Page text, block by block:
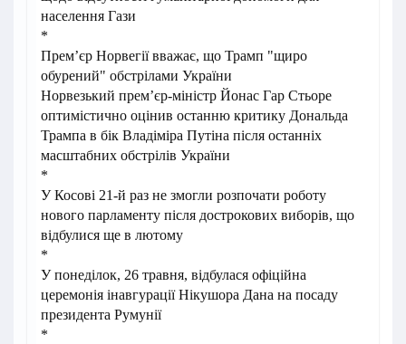
населення Гази
*
Премʼєр Норвегії вважає, що Трамп "щиро
обурений" обстрілами України
Норвезький премʼєр-міністр Йонас Гар Стьоре
оптимістично оцінив останню критику Дональда
Трампа в бік Владіміра Путіна після останніх
масштабних обстрілів України
*
У Косові 21-й раз не змогли розпочати роботу
нового парламенту після дострокових виборів, що
відбулися ще в лютому
*
У понеділок, 26 травня, відбулася офіційна
церемонія інавгурації Нікушора Дана на посаду
президента Румунії
*